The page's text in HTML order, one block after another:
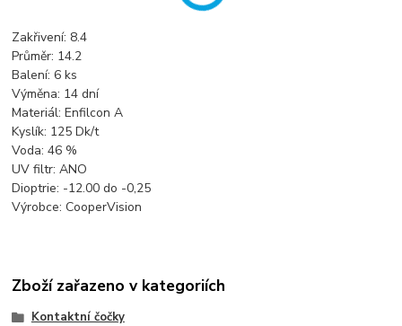
Zakřivení: 8.4
Průměr: 14.2
Balení: 6 ks
Výměna: 14 dní
Materiál: Enfilcon A
Kyslík: 125 Dk/t
Voda: 46 %
UV filtr: ANO
Dioptrie: -12.00 do -0,25
Výrobce: CooperVision
Zboží zařazeno v kategoriích
Kontaktní čočky